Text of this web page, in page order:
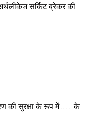
सर्किट ब्रेकर की
की सुरक्षा के रूप में…….. के